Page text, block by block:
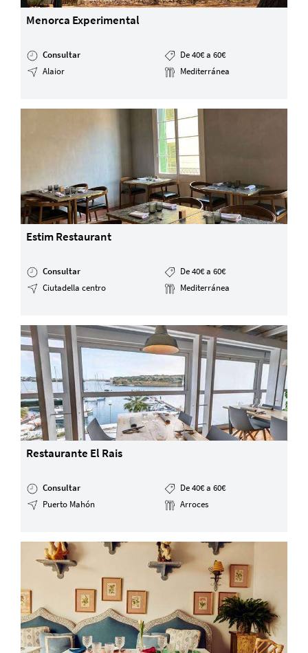
Menorca Experimental
Consultar
De 40€ a 60€
Alaior
Mediterránea
Estim Restaurant
Consultar
De 40€ a 60€
Ciutadella centro
Mediterránea
Restaurante El Rais
Consultar
De 40€ a 60€
Puerto Mahón
Arroces